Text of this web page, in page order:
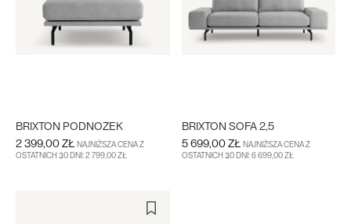
BRIXTON PODNÓŻEK
2 399,00 ZŁ NAJNIŻSZA CENA Z
OSTATNICH 30 DNI: 2 799,00 ZŁ
BRIXTON SOFA 2,5
5 699,00 ZŁ NAJNIŻSZA CENA Z
OSTATNICH 30 DNI: 6 699,00 ZŁ